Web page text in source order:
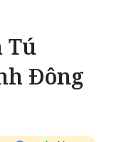
Tú
Đông